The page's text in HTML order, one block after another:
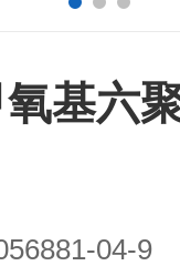
基六
04-9